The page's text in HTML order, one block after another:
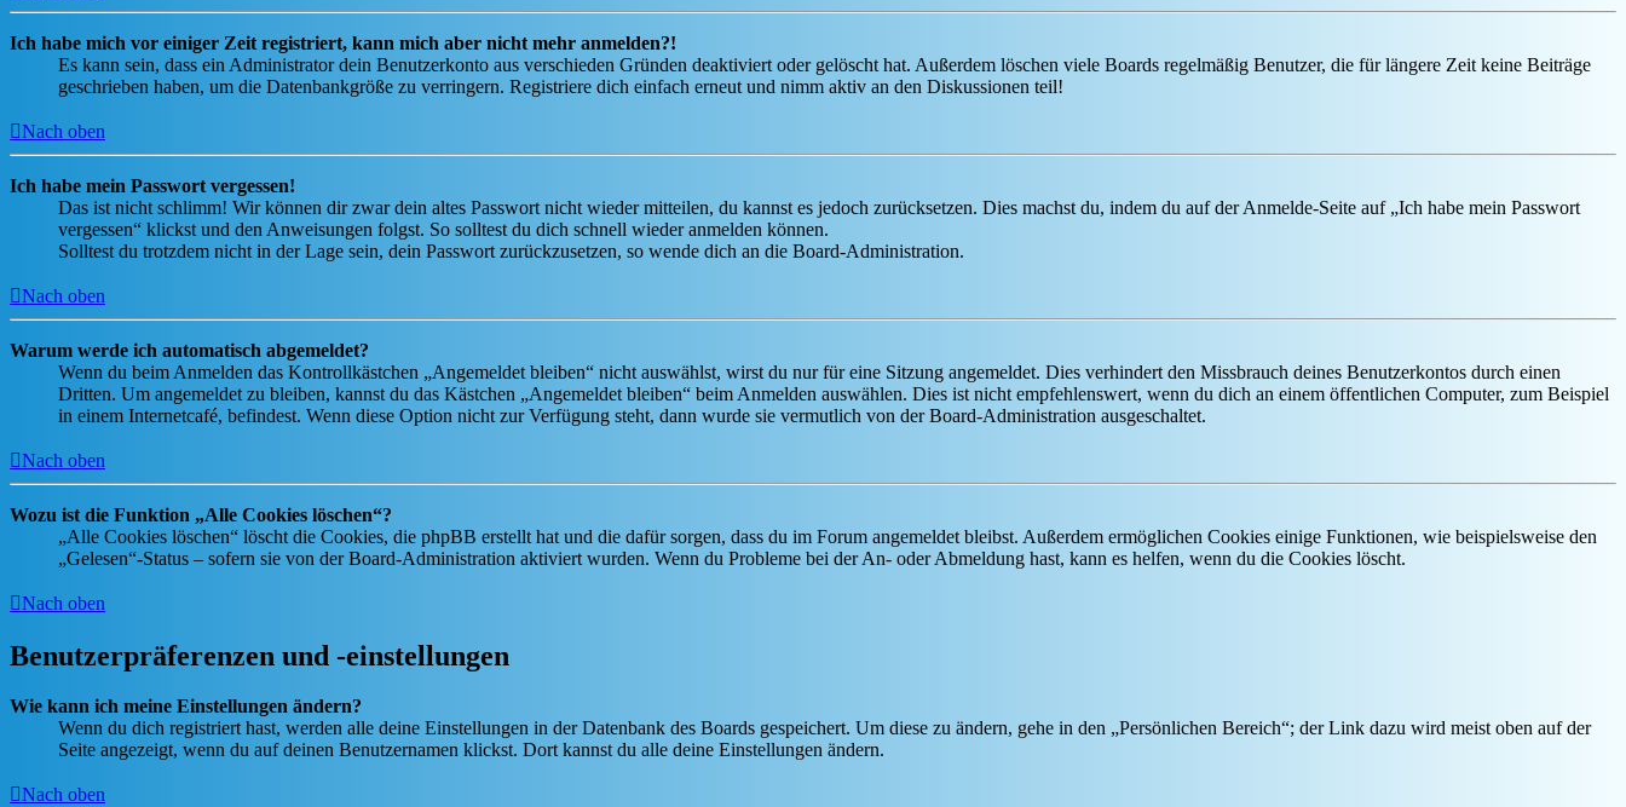
Ich habe mich vor einiger Zeit registriert, kann mich aber nicht mehr anmelden?!
Es kann sein, dass ein Administrator dein Benutzerkonto aus verschieden Gründen deaktiviert oder gelöscht hat. Außerdem löschen viele Boards regelmäßig Benutzer, die für längere Zeit keine Beiträge
geschrieben haben, um die Datenbankgröße zu verringern. Registriere dich einfach erneut und nimm aktiv an den Diskussionen teil!
Nach oben
Ich habe mein Passwort vergessen!
Das ist nicht schlimm! Wir können dir zwar dein altes Passwort nicht wieder mitteilen, du kannst es jedoch zurücksetzen. Dies machst du, indem du auf der Anmelde-Seite auf „Ich habe mein Passwort
vergessen“ klickst und den Anweisungen folgst. So solltest du dich schnell wieder anmelden können.
Solltest du trotzdem nicht in der Lage sein, dein Passwort zurückzusetzen, so wende dich an die Board-Administration.
Nach oben
Warum werde ich automatisch abgemeldet?
Wenn du beim Anmelden das Kontrollkästchen „Angemeldet bleiben“ nicht auswählst, wirst du nur für eine Sitzung angemeldet. Dies verhindert den Missbrauch deines Benutzerkontos durch einen
Dritten. Um angemeldet zu bleiben, kannst du das Kästchen „Angemeldet bleiben“ beim Anmelden auswählen. Dies ist nicht empfehlenswert, wenn du dich an einem öffentlichen Computer, zum Beispiel
in einem Internetcafé, befindest. Wenn diese Option nicht zur Verfügung steht, dann wurde sie vermutlich von der Board-Administration ausgeschaltet.
Nach oben
Wozu ist die Funktion „Alle Cookies löschen“?
„Alle Cookies löschen“ löscht die Cookies, die phpBB erstellt hat und die dafür sorgen, dass du im Forum angemeldet bleibst. Außerdem ermöglichen Cookies einige Funktionen, wie beispielsweise den
„Gelesen“-Status – sofern sie von der Board-Administration aktiviert wurden. Wenn du Probleme bei der An- oder Abmeldung hast, kann es helfen, wenn du die Cookies löscht.
Nach oben
Benutzerpräferenzen und -einstellungen
Wie kann ich meine Einstellungen ändern?
Wenn du dich registriert hast, werden alle deine Einstellungen in der Datenbank des Boards gespeichert. Um diese zu ändern, gehe in den „Persönlichen Bereich“; der Link dazu wird meist oben auf der
Seite angezeigt, wenn du auf deinen Benutzernamen klickst. Dort kannst du alle deine Einstellungen ändern.
Nach oben